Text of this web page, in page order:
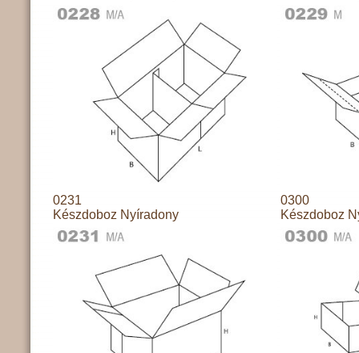
0231
Készdoboz Nyíradony
0300
Készdoboz